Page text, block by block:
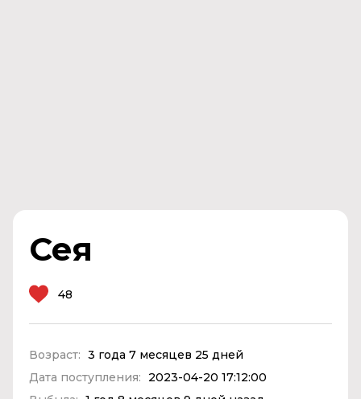
Сея
48
Возраст: 3 года 7 месяцев 25 дней
Дата поступления:
2023-04-20 17:12:00